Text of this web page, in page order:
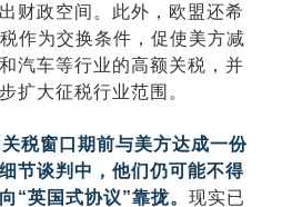
财政空间。此外，欧盟还希
作为交换条件，促使美方减
汽车等行业的高额关税，并
扩大征税行业范围。
税窗口期前与美方达成一份
节谈判中，他们仍可能不得
“英国式协议”靠拢。 现实已